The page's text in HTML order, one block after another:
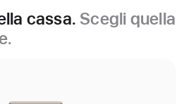
cassa. Scegli quella